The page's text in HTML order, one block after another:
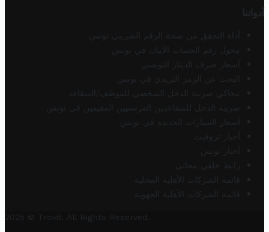
أدواتنا
أداة التحقق من صحة الرقم الضريبي تونس
محول رقم الحساب الآيبان في تونس
أسعار صرف الدينار التونسي
البحث عن الرمز البريدي في تونس
محاكي ضريبة الدخل الشخصي للموظف/المتقاعد
ضريبة الدخل للمتقاعدين الفرنسيين المقيمين في تونس
أسعار السيارات الجديدة في تونس
أخبار تروفيت
أخبار تونس
رابط خلفي مجاني
قائمة الشركات الأهلية المحلية
قائمة الشركات الأهلية الجهوية
2025 © Trovit. All Rights Reserved.